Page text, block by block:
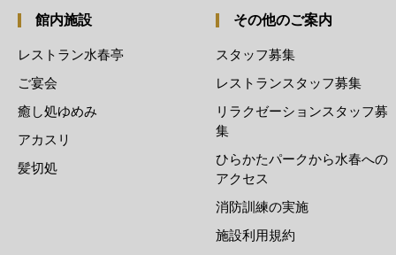
館内施設
レストラン水春亭
ご宴会
癒し処ゆめみ
アカスリ
髪切処
その他のご案内
スタッフ募集
レストランスタッフ募集
リラクゼーションスタッフ募
集
ひらかたパークから水春への
アクセス
消防訓練の実施
施設利用規約